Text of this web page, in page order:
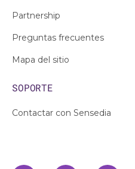
Partnership
Preguntas frecuentes
Mapa del sitio
SOPORTE
Contactar con Sensedia